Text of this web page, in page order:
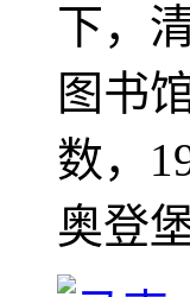
下，
图书
数，
奥登